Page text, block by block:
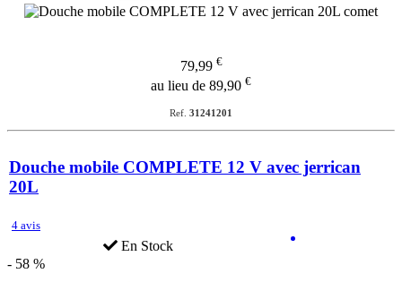
79,99 €
au lieu de 89,90 €
Ref. 31241201
Douche mobile COMPLETE 12 V avec jerrican
20L
4 avis
En Stock
- 58 %